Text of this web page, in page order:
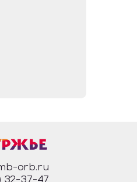
orb.ru
32-37-47